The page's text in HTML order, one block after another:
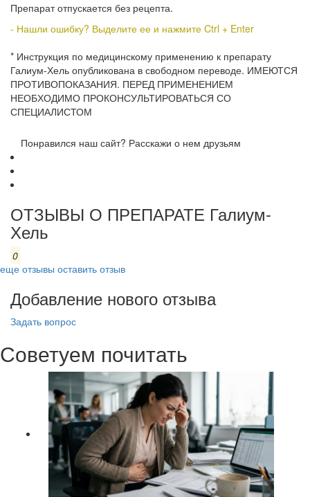
Препарат отпускается без рецепта.
- Нашли ошибку? Выделите ее и нажмите Ctrl + Enter
* Инструкция по медицинскому применению к препарату
Галиум-Хель опубликована в свободном переводе. ИМЕЮТСЯ
ПРОТИВОПОКАЗАНИЯ. ПЕРЕД ПРИМЕНЕНИЕМ
НЕОБХОДИМО ПРОКОНСУЛЬТИРОВАТЬСЯ СО
СПЕЦИАЛИСТОМ
Понравился наш сайт? Расскажи о нем друзьям
ОТЗЫВЫ О ПРЕПАРАТЕ Галиум-
Хель
0
еще отзывы оставить отзыв
Добавление нового отзыва
Задать вопрос
Советуем почитать